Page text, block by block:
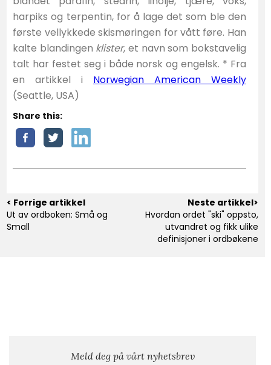
harpiks og terpentin, for å lage det som ble den
første vellykkede skismøringen for vått føre. Han
kalte blandingen klister, et navn som bokstavelig
talt har festet seg i både norsk og engelsk. * Fra
en artikkel i Norwegian American Weekly
(Seattle, USA)
Share this:
< Forrige artikkel
Ut av ordboken: Små og
Small
Neste artikkel>
Hvordan ordet "ski" oppsto,
utvandret og fikk ulike
definisjoner i ordbøkene
Meld deg på vårt nyhetsbrev